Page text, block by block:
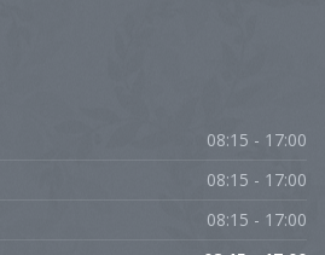
08:15 - 17:00
08:15 - 17:00
08:15 - 17:00